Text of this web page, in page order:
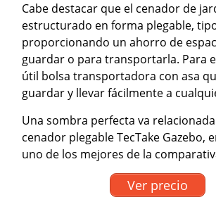
Cabe destacar que el cenador de
estructurado en forma plegable,
proporcionando un ahorro de
guardar o para transportarla. Para
útil bolsa transportadora con asa
guardar y llevar fácilmente a
Una sombra perfecta va
cenador plegable TecTake Gazebo,
uno de los mejores de la
Ver precio